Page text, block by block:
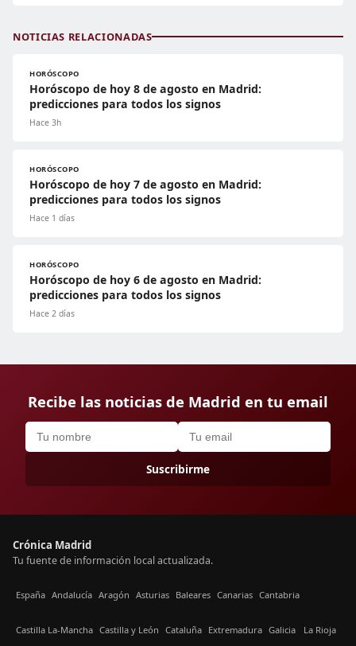
NOTICIAS RELACIONADAS
HORÓSCOPO
Horóscopo de hoy 8 de agosto en Madrid:
predicciones para todos los signos
Hace 3h
HORÓSCOPO
Horóscopo de hoy 7 de agosto en Madrid:
predicciones para todos los signos
Hace 1 días
HORÓSCOPO
Horóscopo de hoy 6 de agosto en Madrid:
predicciones para todos los signos
Hace 2 días
Recibe las noticias de Madrid en tu email
Suscribirme
Crónica Madrid
Tu fuente de información local actualizada.
España Andalucía Aragón Asturias Baleares Canarias Cantabria
Castilla La-Mancha Castilla y León Cataluña Extremadura Galicia La Rioja